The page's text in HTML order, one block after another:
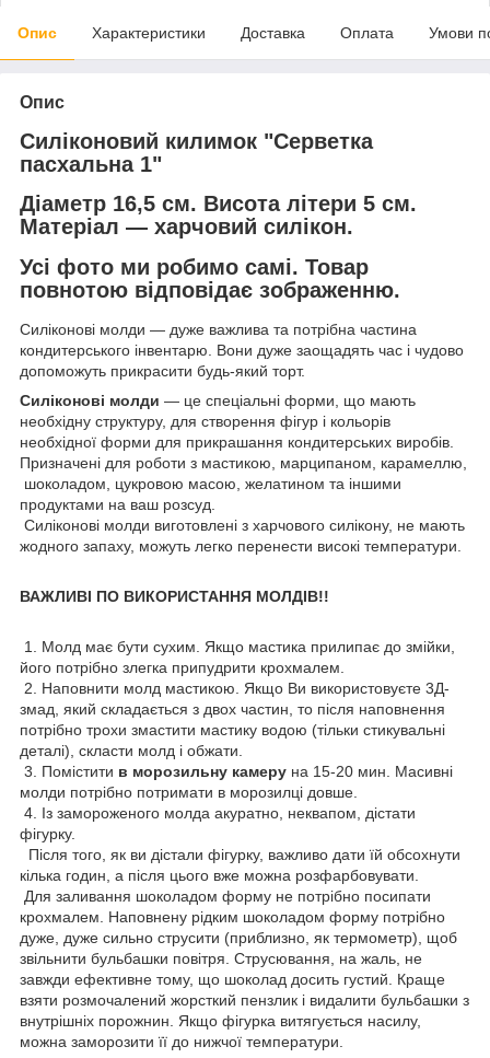
Опис Характеристики Доставка Оплата Умови
Опис
Силіконовий килимок "Серветка
пасхальна 1"
Діаметр 16,5 см. Висота літери 5 см.
Матеріал — харчовий силікон.
Усі фото ми робимо самі. Товар
повнотою відповідає зображенню.
Силіконові молди — дуже важлива та потрібна частина
кондитерського інвентарю. Вони дуже заощадять час і чудово
допоможуть прикрасити будь-який торт.
Силіконові молди — це спеціальні форми, що мають
необхідну структуру, для створення фігур і кольорів
необхідної форми для прикрашання кондитерських виробів.
Призначені для роботи з мастикою, марципаном, карамеллю,
шоколадом, цукровою масою, желатином та іншими
продуктами на ваш розсуд.
Силіконові молди виготовлені з харчового силікону, не мають
жодного запаху, можуть легко перенести високі температури.
ВАЖЛИВІ ПО ВИКОРИСТАННЯ МОЛДІВ!!
1. Молд має бути сухим. Якщо мастика прилипає до змійки,
його потрібно злегка припудрити крохмалем.
2. Наповнити молд мастикою. Якщо Ви використовуєте 3Д-
змад, який складається з двох частин, то після наповнення
потрібно трохи змастити мастику водою (тільки стикувальні
деталі), скласти молд і обжати.
3. Помістити в морозильну камеру на 15-20 мин. Масивні
молди потрібно потримати в морозилці довше.
4. Із замороженого молда акуратно, неквапом, дістати
фігурку.
Після того, як ви дістали фігурку, важливо дати їй обсохнути
кілька годин, а після цього вже можна розфарбовувати.
Для заливання шоколадом форму не потрібно посипати
крохмалем. Наповнену рідким шоколадом форму потрібно
дуже, дуже сильно струсити (приблизно, як термометр), щоб
звільнити бульбашки повітря. Струсювання, на жаль, не
завжди ефективне тому, що шоколад досить густий. Краще
взяти розмочалений жорсткий пензлик і видалити бульбашки з
внутрішніх порожнин. Якщо фігурка витягується насилу,
можна заморозити її до нижчої температури.